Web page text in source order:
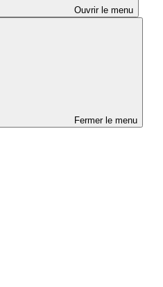
Ouvrir le menu
Fermer le menu